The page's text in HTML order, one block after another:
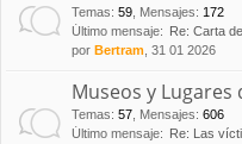
Temas: 59 Mensajes: 172
Último mensaje:
Re: Carta
por Bertram , 31 01 2026
Museos y Lugares
Temas: 57 Mensajes: 606
Último mensaje:
Re: Las